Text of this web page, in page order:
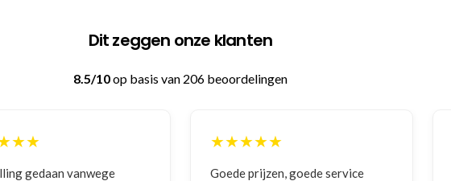
Dit zeggen onze klanten
8.5/10op basis van 206 beoordelingen
prijzen, goede service
★★★★★
Zeer betrouwbaar en persoonlijke